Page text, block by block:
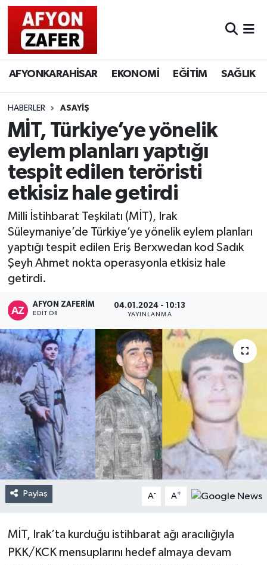
AFYONKARAHİSAR EKONOMİ EĞİTİM SAĞLIK
HABERLER ASAYİŞ
MİT, Türkiye’ye yönelik
eylem planları yaptığı
tespit edilen teröristi
etkisiz hale getirdi
Milli İstihbarat Teşkilatı (MİT), Irak
Süleymaniye’de Türkiye’ye yönelik eylem planları
yaptığı tespit edilen Eriş Berxwedan kod Sadık
Şeyh Ahmet nokta operasyonla etkisiz hale
getirdi.
AFYON ZAFERİM
EDITÖR
04.01.2024 - 10:13
YAYINLANMA
Paylaş A- A+
MİT, Irak’ta kurduğu istihbarat ağı aracılığıyla
PKK/KCK mensuplarını hedef almaya devam